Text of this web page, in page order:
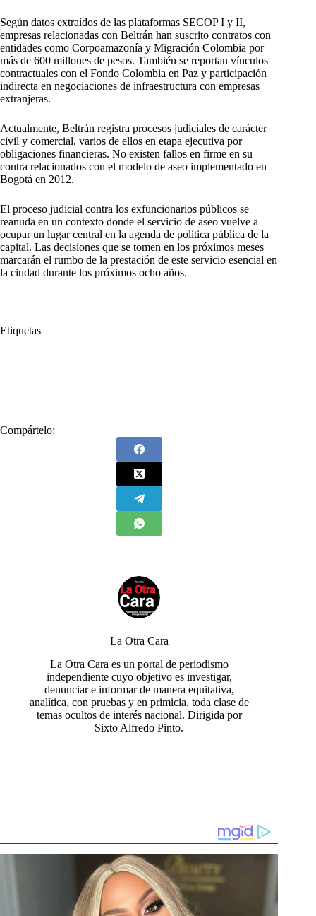
Según datos extraídos de las plataformas SECOP I y II,
empresas relacionadas con Beltrán han suscrito contratos con
entidades como Corpoamazonía y Migración Colombia por
más de 600 millones de pesos. También se reportan vínculos
contractuales con el Fondo Colombia en Paz y participación
indirecta en negociaciones de infraestructura con empresas
extranjeras.
Actualmente, Beltrán registra procesos judiciales de carácter
civil y comercial, varios de ellos en etapa ejecutiva por
obligaciones financieras. No existen fallos en firme en su
contra relacionados con el modelo de aseo implementado en
Bogotá en 2012.
El proceso judicial contra los exfuncionarios públicos se
reanuda en un contexto donde el servicio de aseo vuelve a
ocupar un lugar central en la agenda de política pública de la
capital. Las decisiones que se tomen en los próximos meses
marcarán el rumbo de la prestación de este servicio esencial en
la ciudad durante los próximos ocho años.
Etiquetas
Compártelo:
La Otra Cara
La Otra Cara es un portal de periodismo
independiente cuyo objetivo es investigar,
denunciar e informar de manera equitativa,
analítica, con pruebas y en primicia, toda clase de
temas ocultos de interés nacional. Dirigida por
Sixto Alfredo Pinto.